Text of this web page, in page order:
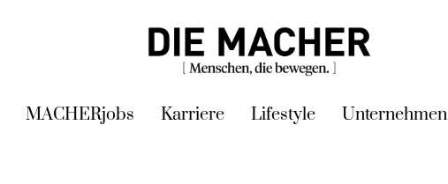
MACHERjobs Karriere Lifestyle Unternehmen